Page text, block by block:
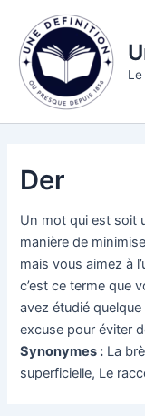
contenu
Der
Un mot qui est soit
manière de
mais vous aimez à
c’est ce terme que
avez étudié
excuse pour éviter
Synonymes : La
superficielle, Le